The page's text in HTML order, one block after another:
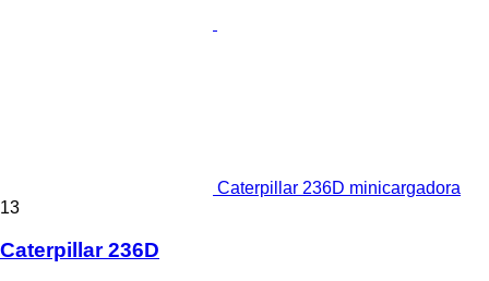
Caterpillar 236D minicargadora
13
Caterpillar 236D